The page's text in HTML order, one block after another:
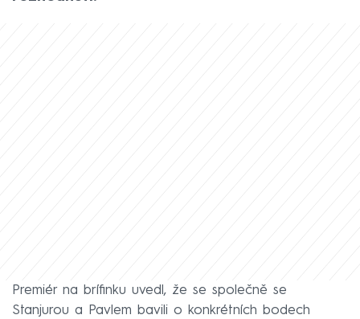
Premiér na brífinku uvedl, že se společně se
Stanjurou a Pavlem bavili o konkrétních bodech